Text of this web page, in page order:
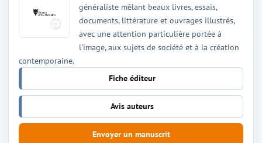
généraliste mêlant beaux livres, essais,
documents, littérature et ouvrages illustrés,
avec une attention particulière portée à
l'image, aux sujets de société et à la création
contemporaine.
Fiche éditeur
Avis auteurs
Envoyer un manuscrit